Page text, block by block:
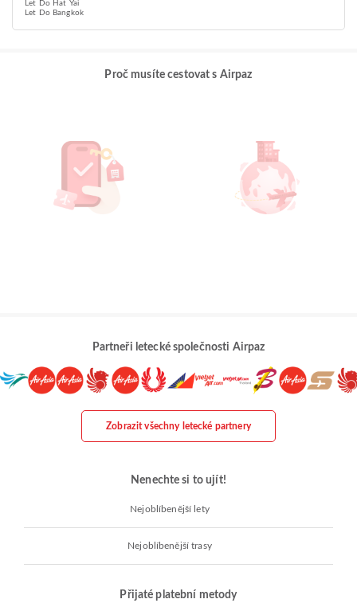
Let Do Hat Yai
Let Do Bangkok
Proč musíte cestovat s Airpaz
Partneři letecké společnosti Airpaz
Zobrazit všechny letecké partnery
Nenechte si to ujít!
Nejoblíbenější lety
Nejoblíbenější trasy
Přijaté platební metody